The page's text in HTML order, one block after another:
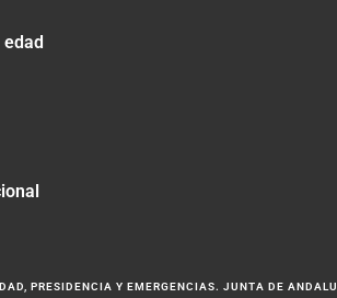
edad
PRESIDENCIA Y EMERGENCIAS. JUNTA DE